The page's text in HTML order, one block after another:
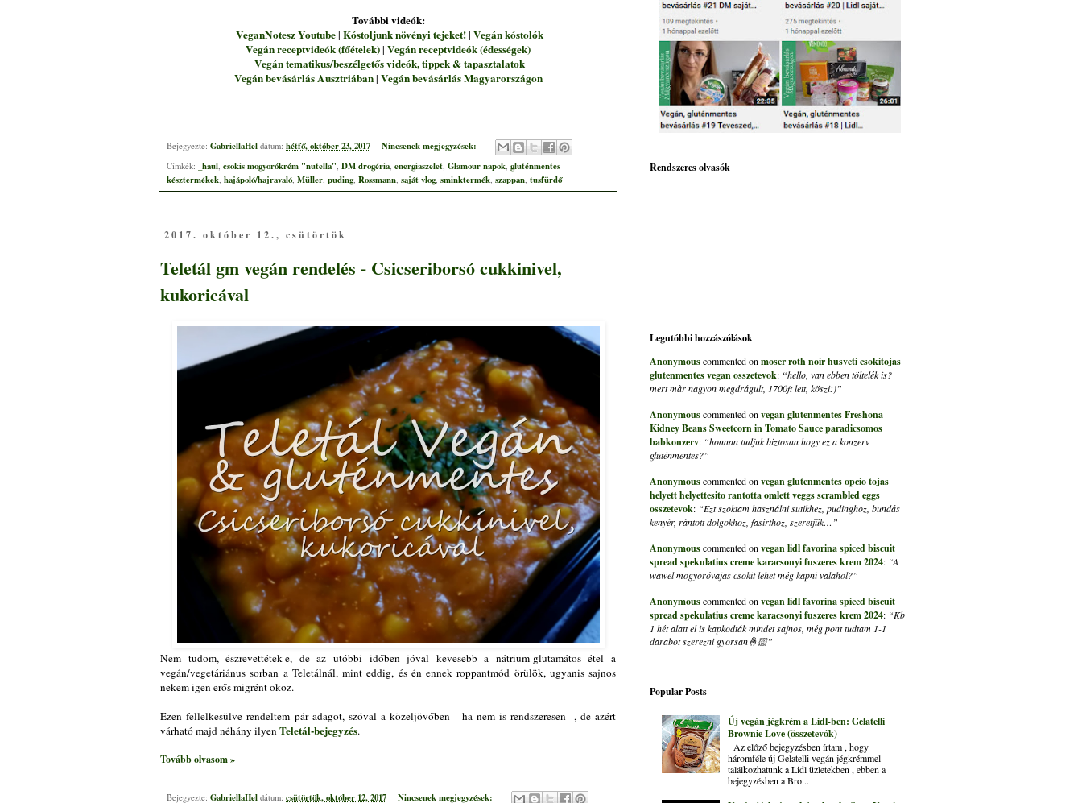
További videók:
VeganNotesz Youtube| Kóstoljunk növényi tejeket!| Vegán kóstolók
Vegán receptvideók (főételek)| Vegán receptvideók (édességek)
Vegán tematikus/beszélgetős videók, tippek & tapasztalatok
Vegán bevásárlás Ausztriában| Vegán bevásárlás Magyarországon
Bejegyezte: GabriellaHel dátum: hétfő, október 23, 2017 Nincsenek megjegyzések:
Címkék: _haul, csokis mogyorókrém "nutella", DM drogéria, energiaszelet, Glamour napok, gluténmentes
késztermékek, hajápoló/hajravaló, Müller, puding, Rossmann, saját vlog, sminktermék, szappan, tusfürdő
2017. október 12., csütörtök
Teletál gm vegán rendelés - Csicseriborsó cukkinivel,
kukoricával
Nem tudom, észrevettétek-e, de az utóbbi időben jóval kevesebb a nátrium-glutamátos étel a
vegán/vegetáriánus sorban a Teletálnál, mint eddig, és én ennek roppantmód örülök, ugyanis sajnos
nekem igen erős migrént okoz.
Ezen fellelkesülve rendeltem pár adagot, szóval a közeljövőben - ha nem is rendszeresen -, de azért
várható majd néhány ilyenTeletál-bejegyzés.
Tovább olvasom »
Bejegyezte: GabriellaHel dátum: csütörtök, október 12, 2017 Nincsenek megjegyzések:
Rendszeres olvasók
Legutóbbi hozzászólások
Anonymouscommented on moser roth noir husveti csokitojas
glutenmentes vegan osszetevok: “hello, van ebben töltelék is?
mert màr nagyon megdrágult, 1700ft lett, köszi:)”
Anonymouscommented on vegan glutenmentes Freshona
Kidney Beans Sweetcorn in Tomato Sauce paradicsomos
babkonzerv: “honnan tudjuk biztosan hogy ez a konzerv
gluténmentes?”
Anonymouscommented on vegan glutenmentes opcio tojas
helyett helyettesito rantotta omlett veggs scrambled eggs
osszetevok: “Ezt szoktam használni sutikhez, pudinghoz, bundás
kenyér, rántott dolgokhoz, fasirthoz, szeretjük…”
Anonymouscommented on vegan lidl favorina spiced biscuit
spread spekulatius creme karacsonyi fuszeres krem 2024: “A
wawel mogyoróvajas csokit lehet még kapni valahol?”
Anonymouscommented on vegan lidl favorina spiced biscuit
spread spekulatius creme karacsonyi fuszeres krem 2024: “Kb
1 hét alatt el is kapkodták mindet sajnos, még pont tudtam 1-1
darabot szerezni gyorsan🤞🏻”
Popular Posts
Új vegán jégkrém a Lidl-ben: Gelatelli
Brownie Love (összetevők)
Az előző bejegyzésben írtam , hogy
háromféle új Gelatelli vegán jégkrémmel
találkozhatunk a Lidl üzletekben , ebben a
bejegyzésben a Bro...